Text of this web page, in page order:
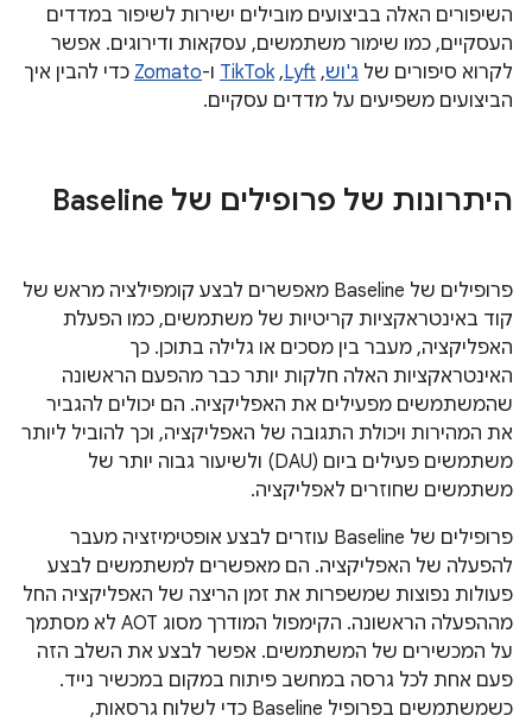
השיפורים האלה בביצועים מובילים ישירות לשיפור במדדים
העסקיים, כמו שימור משתמשים, עסקאות ודירוגים. אפשר
לקרוא סיפורים של ג'וש,
Lyft
,‏
TikTok ו-Zomato כדי להבין איך
הביצועים משפיעים על מדדים עסקיים.
היתרונות של פרופילים של Baseline
פרופילים של Baseline מאפשרים לבצע קומפילציה מראש של
קוד באינטראקציות קריטיות של משתמשים, כמו הפעלת
האפליקציה, מעבר בין מסכים או גלילה בתוכן. כך
האינטראקציות האלה חלקות יותר כבר מהפעם הראשונה
שהמשתמשים מפעילים את האפליקציה. הם יכולים להגביר
את המהירות ויכולת התגובה של האפליקציה, וכך להוביל ליותר
משתמשים פעילים ביום (DAU) ולשיעור גבוה יותר של
משתמשים שחוזרים לאפליקציה.
פרופילים של Baseline עוזרים לבצע אופטימיזציה מעבר
להפעלה של האפליקציה. הם מאפשרים למשתמשים לבצע
פעולות נפוצות שמשפרות את זמן הריצה של האפליקציה החל
מההפעלה הראשונה. הקימפול המודרך מסוג AOT לא מסתמך
על המכשירים של המשתמשים. אפשר לבצע את השלב הזה
פעם אחת לכל גרסה במחשב פיתוח במקום במכשיר נייד.
כשמשתמשים בפרופיל Baseline כדי לשלוח גרסאות,